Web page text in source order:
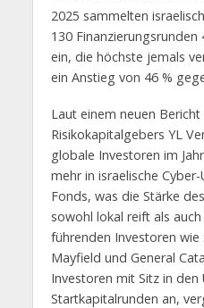
2025 sammelten
130
ein, die höchste jemals
ein Anstieg von 46 %
Laut einem neuen
Risikokapitalgebers YL
globale Investoren im
mehr in israelische
Fonds, was die Stärke
sowohl lokal reift als
führenden Investoren wie
Mayfield und General
Investoren mit Sitz in den
Startkapitalrunden an,